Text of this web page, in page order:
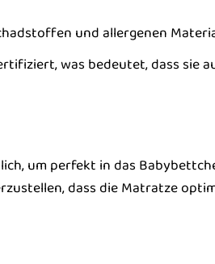
und allergenen
was bedeutet, dass sie
um perfekt in das
dass die Matratze